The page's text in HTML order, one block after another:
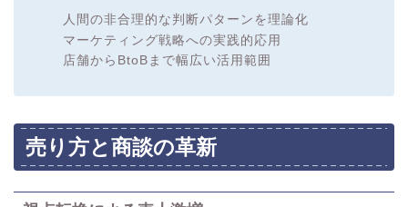
人間の非合理的な判断パターンを理論化
マーケティング戦略への実践的応用
店舗からBtoBまで幅広い活用範囲
売り方と商談の革新